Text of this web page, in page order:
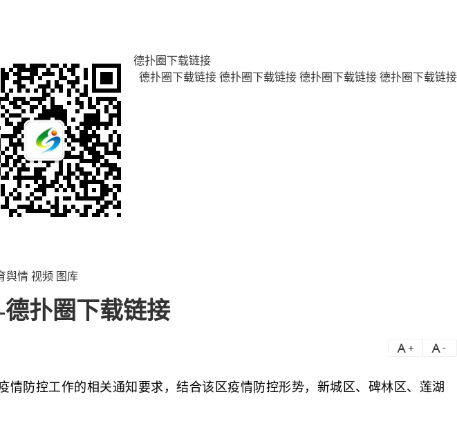
德扑圈下载链接
德扑圈下载链接 德扑圈下载链接 德扑圈下载链接 德扑圈下载链接
舆情 视频 图库
扑圈下载链接
防控工作的相关通知要求，结合该区疫情防控形势，新城区、碑林区、莲湖